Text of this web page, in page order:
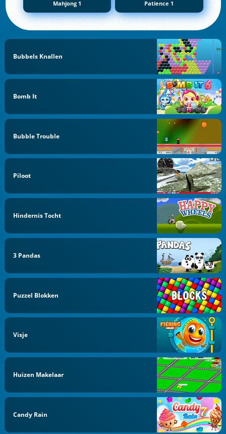
Mahjong 1 Patience 1
Bubbels Knallen
Bomb It
Bubble Trouble
Piloot
Hindernis Tocht
3 Pandas
Puzzel Blokken
Visje
Huizen Makelaar
Candy Rain